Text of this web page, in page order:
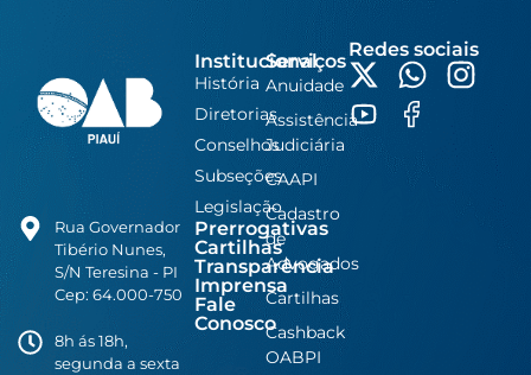
Rua Governador
Tibério Nunes,
S/N Teresina - PI
Cep: 64.000-750
8h ás 18h,
segunda a sexta
Institucional
História
Diretorias
Conselhos
Subseções
Legislação
Prerrogativas
Cartilhas
Transparência
Imprensa
Fale
Conosco
Serviços
Anuidade
Assistência
Judiciária
CAAPI
Cadastro
de
Advogados
Cartilhas
Cashback
OABPI
Redes sociais